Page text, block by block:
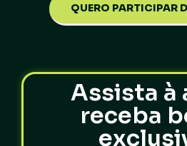
QUERO PARTICIPAR
Assista à
receba